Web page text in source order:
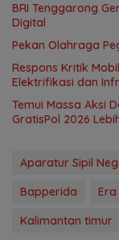
BRI Tenggarong
Digital
Pekan Olahraga
Respons Kritik
Elektrifikasi dan
Temui Massa Aksi
GratisPol 2026
Aparatur Sipil
Bapperida
Kalimantan timur